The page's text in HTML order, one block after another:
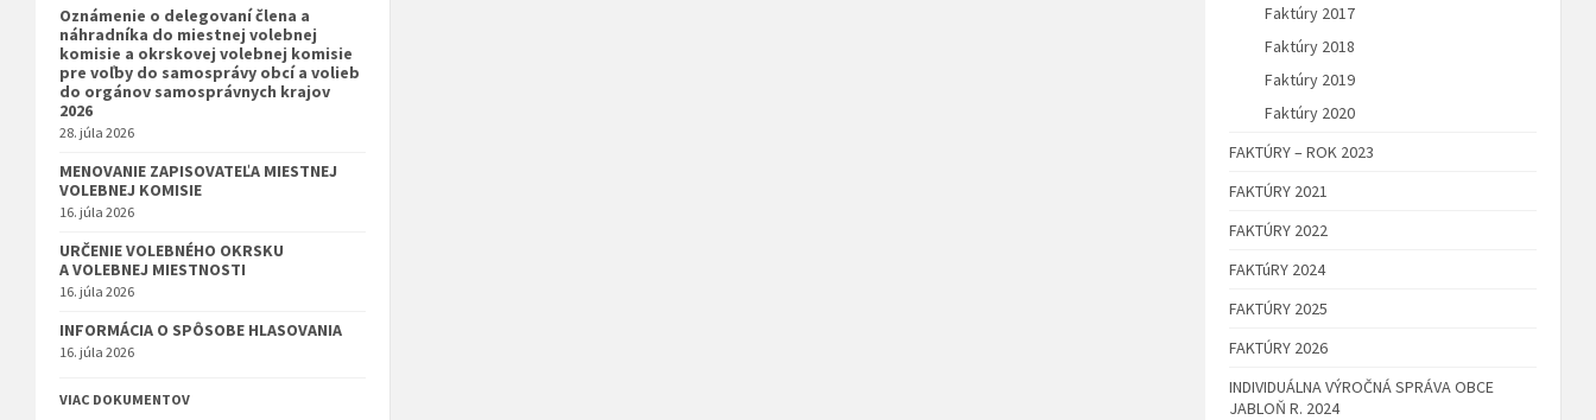
Oznámenie o delegovaní člena a
náhradníka do miestnej volebnej
komisie a okrskovej volebnej komisie
pre voľby do samosprávy obcí a volieb
do orgánov samosprávnych krajov
2026
28. júla 2026
MENOVANIE ZAPISOVATEĽA MIESTNEJ
VOLEBNEJ KOMISIE
16. júla 2026
URČENIE VOLEBNÉHO OKRSKU
A VOLEBNEJ MIESTNOSTI
16. júla 2026
INFORMÁCIA O SPÔSOBE HLASOVANIA
16. júla 2026
VIAC DOKUMENTOV
Faktúry 2017
Faktúry 2018
Faktúry 2019
Faktúry 2020
FAKTÚRY – ROK 2023
FAKTÚRY 2021
FAKTÚRY 2022
FAKTúRY 2024
FAKTÚRY 2025
FAKTÚRY 2026
INDIVIDUÁLNA VÝROČNÁ SPRÁVA OBCE
JABLOŇ R. 2024